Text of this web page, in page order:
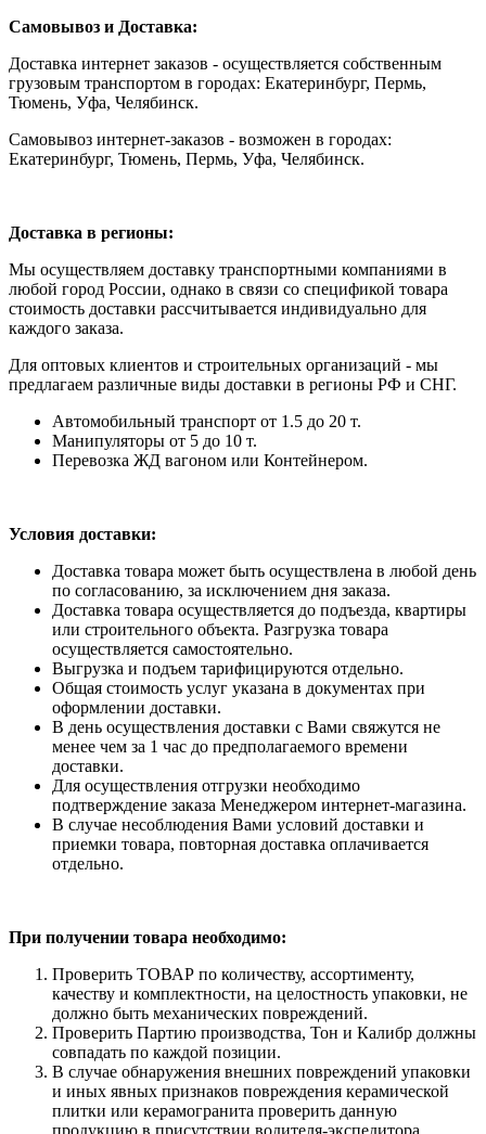
Самовывоз и Доставка:
Доставка интернет заказов - осуществляется собственным
грузовым транспортом в городах: Екатеринбург, Пермь,
Тюмень, Уфа, Челябинск.
Самовывоз интернет-заказов - возможен в городах:
Екатеринбург, Тюмень, Пермь, Уфа, Челябинск.
Доставка в регионы:
Мы осуществляем доставку транспортными компаниями в
любой город России, однако в связи со спецификой товара
стоимость доставки рассчитывается индивидуально для
каждого заказа.
Для оптовых клиентов и строительных организаций - мы
предлагаем различные виды доставки в регионы РФ и СНГ.
Автомобильный транспорт от 1.5 до 20 т.
Манипуляторы от 5 до 10 т.
Перевозка ЖД вагоном или Контейнером.
Условия доставки:
Доставка товара может быть осуществлена в любой день
по согласованию, за исключением дня заказа.
Доставка товара осуществляется до подъезда, квартиры
или строительного объекта. Разгрузка товара
осуществляется самостоятельно.
Выгрузка и подъем тарифицируются отдельно.
Общая стоимость услуг указана в документах при
оформлении доставки.
В день осуществления доставки с Вами свяжутся не
менее чем за 1 час до предполагаемого времени
доставки.
Для осуществления отгрузки необходимо
подтверждение заказа Менеджером интернет-магазина.
В случае несоблюдения Вами условий доставки и
приемки товара, повторная доставка оплачивается
отдельно.
При получении товара необходимо:
Проверить ТОВАР по количеству, ассортименту,
качеству и комплектности, на целостность упаковки, не
должно быть механических повреждений.
Проверить Партию производства, Тон и Калибр должны
совпадать по каждой позиции.
В случае обнаружения внешних повреждений упаковки
и иных явных признаков повреждения керамической
плитки или керамогранита проверить данную
продукцию в присутствии водителя-экспедитора,